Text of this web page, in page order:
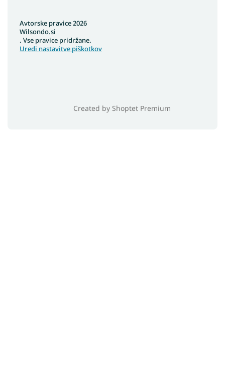
Created by Shoptet Premium
Avtorske pravice 2026
Wilsondo.si
. Vse pravice pridržane.
Uredi nastavitve piškotkov